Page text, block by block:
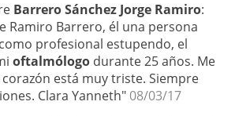
Barrero Sánchez Jorge Ramiro:
Ramiro Barrero, él una persona
profesional estupendo, el
oftalmólogodurante 25 años. Me
está muy triste. Siempre
Clara Yanneth" 08/03/17